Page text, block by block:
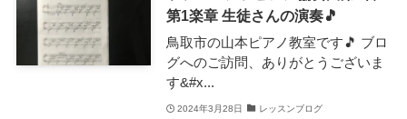
第1楽章 生徒さんの演奏🎵
鳥取市の山本ピアノ教室です🎵 ブロ
グへのご訪問、ありがとうございま
す&#x...
2024年3月28日 レッスンブログ